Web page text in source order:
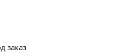
заказ